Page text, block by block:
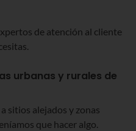
de atención al cliente
urbanas y rurales de
sitios alejados y zonas
que hacer algo.